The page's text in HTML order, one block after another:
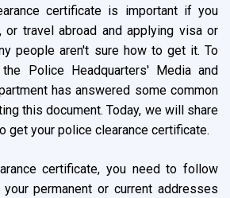
certificate is important if you
or travel abroad and applying visa or
people aren't sure how to get it. To
Police Headquarters' Media and
has answered some common
this document. Today, we will share
get your police clearance certificate.
certificate, you need to follow
permanent or current addresses